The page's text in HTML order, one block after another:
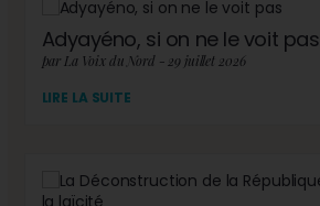
Adyayéno, si on ne le voit pas
par La Voix du Nord - 29 juillet 2026
LIRE LA SUITE